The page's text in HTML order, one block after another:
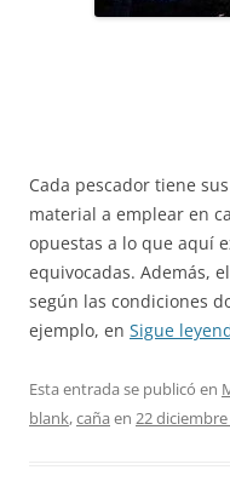
Cada pescador tiene
material a emplear en
opuestas a lo que aquí
equivocadas. Además,
según las condiciones
ejemplo, en Sigue
Esta entrada se publicó en
blank,caña en 22 diciembre